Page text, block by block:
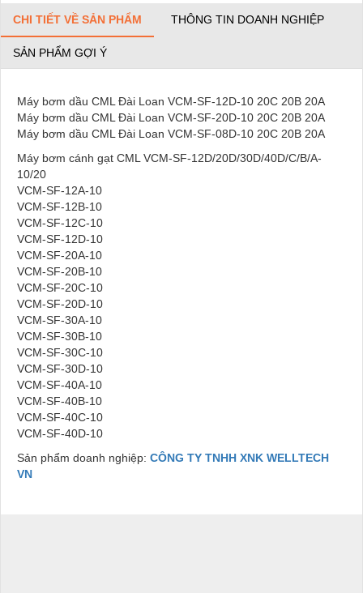
CHI TIẾT VỀ SẢN PHẨM THÔNG TIN DOANH NGHIỆP
SẢN PHẨM GỢI Ý
Máy bơm dầu CML Đài Loan VCM-SF-12D-10 20C 20B 20A
Máy bơm dầu CML Đài Loan VCM-SF-20D-10 20C 20B 20A
Máy bơm dầu CML Đài Loan VCM-SF-08D-10 20C 20B 20A
Máy bơm cánh gạt CML VCM-SF-12D/20D/30D/40D/C/B/A-
10/20
VCM-SF-12A-10
VCM-SF-12B-10
VCM-SF-12C-10
VCM-SF-12D-10
VCM-SF-20A-10
VCM-SF-20B-10
VCM-SF-20C-10
VCM-SF-20D-10
VCM-SF-30A-10
VCM-SF-30B-10
VCM-SF-30C-10
VCM-SF-30D-10
VCM-SF-40A-10
VCM-SF-40B-10
VCM-SF-40C-10
VCM-SF-40D-10
Sản phẩm doanh nghiệp: CÔNG TY TNHH XNK WELLTECH
VN